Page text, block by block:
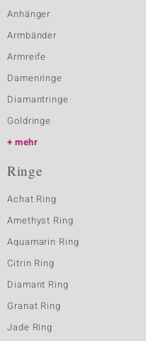
Anhänger
Armbänder
Armreife
Damenringe
Diamantringe
Goldringe
mehr
Ringe
Achat Ring
Amethyst Ring
Aquamarin Ring
Citrin Ring
Diamant Ring
Granat Ring
Jade Ring